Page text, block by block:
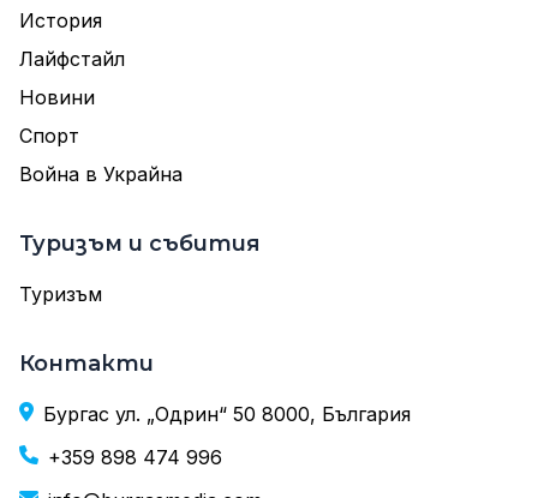
История
Лайфстайл
Новини
Спорт
Война в Украйна
Туризъм и събития
Туризъм
Контакти
Бургас ул. „Одрин“ 50 8000, България
+359 898 474 996